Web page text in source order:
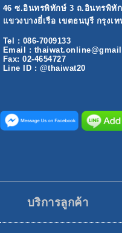
46 ซ.อินทรพิทักษ์ 3 ถ.อินทรพิทั
แขวงบางยี่เรือ เขตธนบุรี กรุงเท
Tel : 086-7009133
Email :
Fax: 02-4654727
Line ID : @thaiwat20
บริการลูกค้า